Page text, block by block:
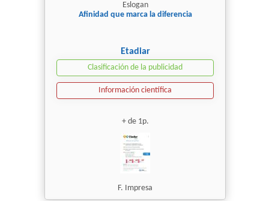
Eslogan
Afinidad que marca la diferencia
Etadiar
Clasificación de la publicidad
Información científica
+ de 1p.
F. Impresa